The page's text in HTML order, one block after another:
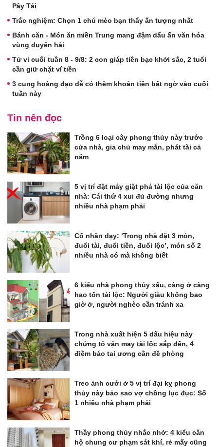
Pây Tái
Trắc nghiệm: Chọn 1 chú mèo bạn thấy ấn tượng nhất
Bánh căn - Món ăn miền Trung mang đậm dấu ấn văn hóa
vùng duyên hải
Tử vi cuối tuần 8 - 9/8: 2 con giáp tiền bạc khởi sắc, 2 tuổi
cần giữ chặt ví tiền
3 cung hoàng đạo dễ có thêm khoản tiền bất ngờ vào cuối
tuần này
Tin nên đọc
Trồng 6 loại cây phong thủy này trước
cửa nhà, gia chủ may mắn, phát tài cả
năm
5 vị trí đặt máy giặt phá tài lộc của căn
nhà: Cái thứ 4 xui đủ đường nhưng
nhiều nhà phạm phải
Cổ nhân dạy: ‘Trong nhà đặt 3 món,
đuổi tài, đuổi tiền, đuổi lộc’, món số 2
nhiều nhà có mà không biết
6 kiểu nhà phong thủy xấu, càng ở càng
hao tổn tài lộc: Người giàu không bao
giờ ở, người nghèo cần tránh xa
Trong nhà xuất hiện 5 dấu hiệu này
chứng tỏ vận may tài lộc sắp đến, 4
điềm báo tai ương cần đề phòng
Treo ảnh cưới ở 5 vị trí đại kỵ phong
thủy này bảo sao vợ chồng lục đục: Số
1 nhiều nhà phạm phải
Thầy phong thủy nhắc nhở: 4 kiểu căn
hộ chung cư phạm sát khí, rẻ mấy cũng